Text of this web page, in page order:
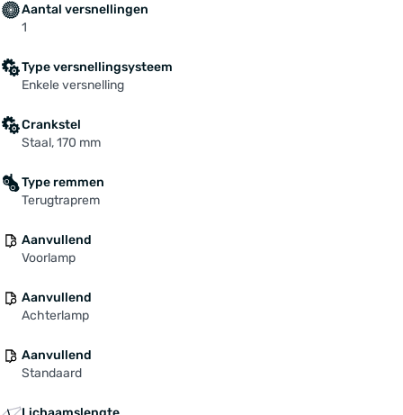
Aantal versnellingen
1
Type versnellingsysteem
Enkele versnelling
Crankstel
Staal, 170 mm
Type remmen
Terugtraprem
Aanvullend
Voorlamp
Aanvullend
Achterlamp
Aanvullend
Standaard